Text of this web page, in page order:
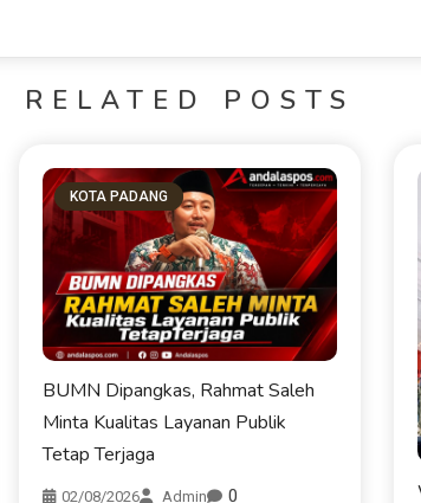
RELATED POSTS
KOTA PADANG
BUMN Dipangkas, Rahmat Saleh
Minta Kualitas Layanan Publik
Tetap Terjaga
02/08/2026 Admin 0